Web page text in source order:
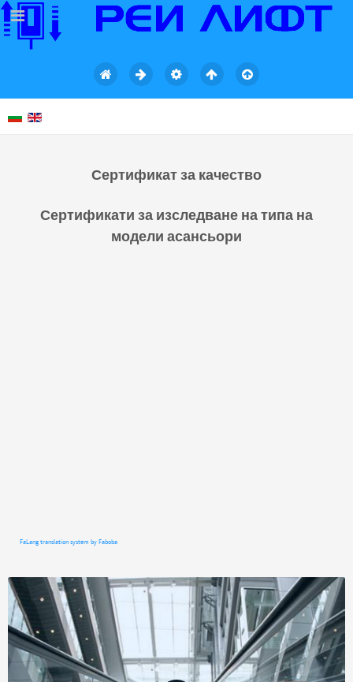
Сертификат за качество
Сертификати за изследване на типа на
модели асансьори
FaLang translation system by Faboba